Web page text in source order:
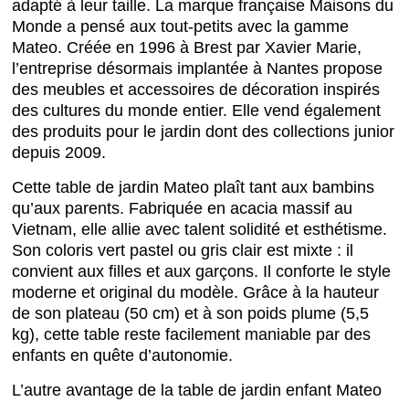
adapté à leur taille. La marque française Maisons du
Monde a pensé aux tout-petits avec la gamme
Mateo. Créée en 1996 à Brest par Xavier Marie,
l’entreprise désormais implantée à Nantes propose
des meubles et accessoires de décoration inspirés
des cultures du monde entier. Elle vend également
des produits pour le jardin dont des collections junior
depuis 2009.
Cette table de jardin Mateo plaît tant aux bambins
qu’aux parents. Fabriquée en acacia massif au
Vietnam, elle allie avec talent solidité et esthétisme.
Son coloris vert pastel ou gris clair est mixte : il
convient aux filles et aux garçons. Il conforte le style
moderne et original du modèle. Grâce à la hauteur
de son plateau (50 cm) et à son poids plume (5,5
kg), cette table reste facilement maniable par des
enfants en quête d’autonomie.
L’autre avantage de la table de jardin enfant Mateo